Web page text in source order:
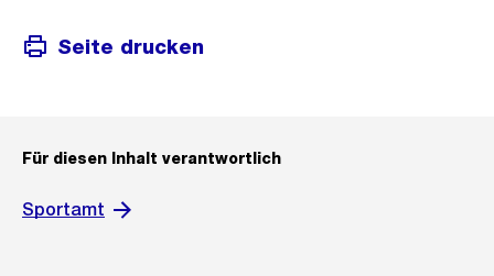
Seite drucken
Für diesen Inhalt verantwortlich
Sportamt